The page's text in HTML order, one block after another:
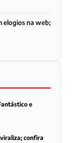
elogios na web;
e
confira